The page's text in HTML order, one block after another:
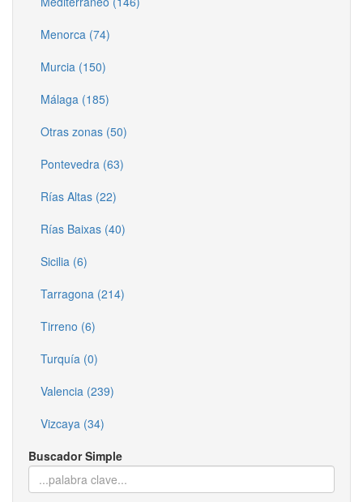
Menorca (74)
Murcia (150)
Málaga (185)
Otras zonas (50)
Pontevedra (63)
Rías Altas (22)
Rías Baixas (40)
Sicilia (6)
Tarragona (214)
Tirreno (6)
Turquía (0)
Valencia (239)
Vizcaya (34)
Buscador Simple